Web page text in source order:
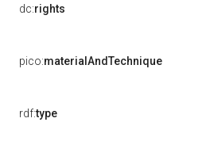
dc:rights
pico:materialAndTechnique
rdf:type